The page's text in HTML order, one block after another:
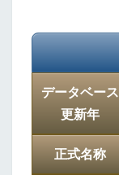
データベース
更新年
正式名称